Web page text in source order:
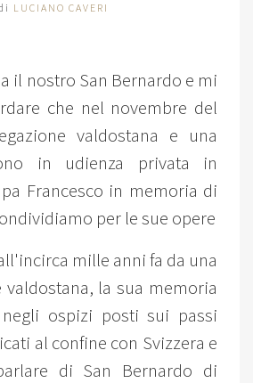
LUCIANO CAVERI
il nostro San Bernardo e mi
che nel novembre del
valdostana e una
in udienza privata in
Francesco in memoria di
per le sue opere
mille anni fa da una
la sua memoria
ospizi posti sui passi
al confine con Svizzera e
di San Bernardo di